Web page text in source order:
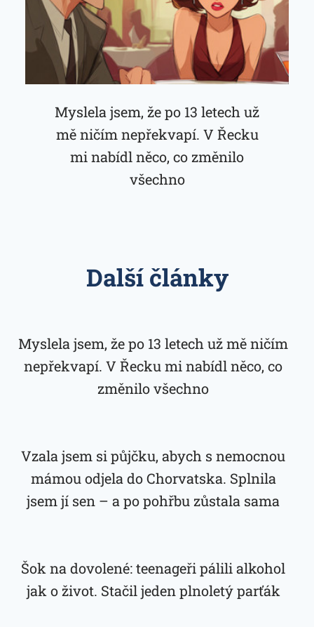
Myslela jsem, že po 13 letech už
mě ničím nepřekvapí. V Řecku
mi nabídl něco, co změnilo
všechno
Další články
Myslela jsem, že po 13 letech už mě ničím
nepřekvapí. V Řecku mi nabídl něco, co
změnilo všechno
Vzala jsem si půjčku, abych s nemocnou
mámou odjela do Chorvatska. Splnila
jsem jí sen – a po pohřbu zůstala sama
Šok na dovolené: teenageři pálili alkohol
jak o život. Stačil jeden plnoletý parťák